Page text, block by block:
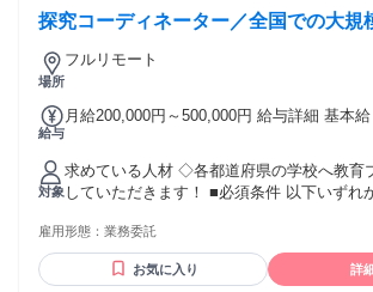
あります
日本居住歴3年以上または日本語能力（
でのWebアプリケーション開発経験 ・技術
自ら選定し習得する姿勢 ・UI/UX改善やデ
〈求める人物像〉 ・「ユーザー価値」「ユ
ト」を起点に考えられる方 ・技術は手段と
倒し、自身の生産性をさらに高めたい方 ・
していこうという姿勢（MVP思考） ・変
織も開発プロセスも進化し続けます） ・
探究コーディネーター／全国での大規
場所
フルリモート
給与
月給200,000円～500,000円 給与詳細 基本
族手当金額：なし 全員に一律で支払われる
なし ※詳しくは面接時に詳しくお話いたし
対象
求めている人材 ◇各都道府県の学校へ教育
していただきます！ ■必須条件 以下いずれかのご経験をお持
ービスに携わった経験 ・関係者を巻き込み
ジェクトを推進した経験 ■歓迎条件 ・PowerPoint等を用いた
資料作成やプレゼンテーションの経験 ・探
雇用形態： 業務委託
お気に入り 詳